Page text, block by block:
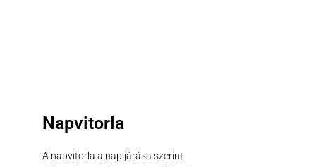
Napvitorla
A napvitorla a nap járása szerint